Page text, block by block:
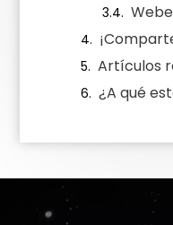
Artículos
¿A qué